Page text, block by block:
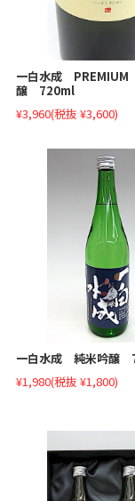
一白水成
醸 720ml
¥3,960(税抜 ¥3,600)
一白水成 純米吟醸
¥1,980(税抜 ¥1,800)